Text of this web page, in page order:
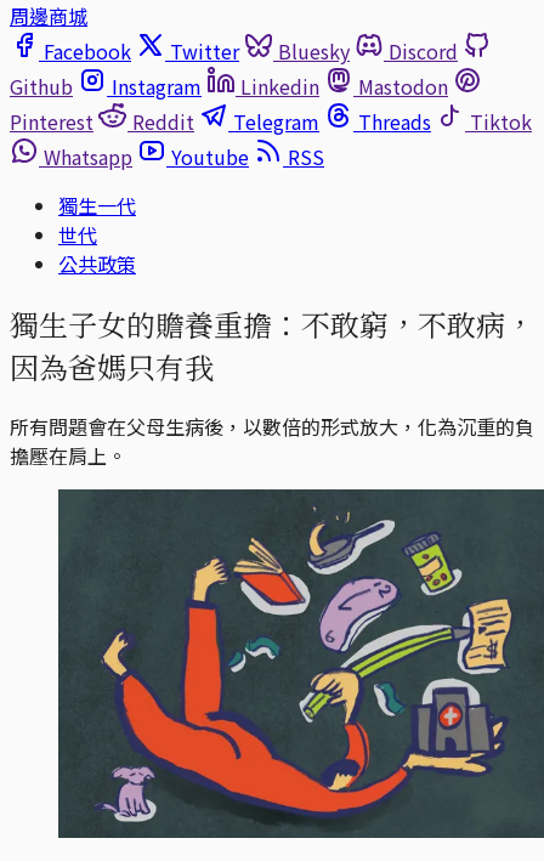
周邊商城
Facebook
Twitter Bluesky
Discord
Github
Instagram Linkedin
Mastodon
Pinterest
Reddit Telegram Threads
Tiktok
Whatsapp
Youtube
RSS
獨生一代
世代
公共政策
獨生子女的贍養重擔：不敢窮，不敢病，
因為爸媽只有我
所有問題會在父母生病後，以數倍的形式放大，化為沉重的負
擔壓在肩上。